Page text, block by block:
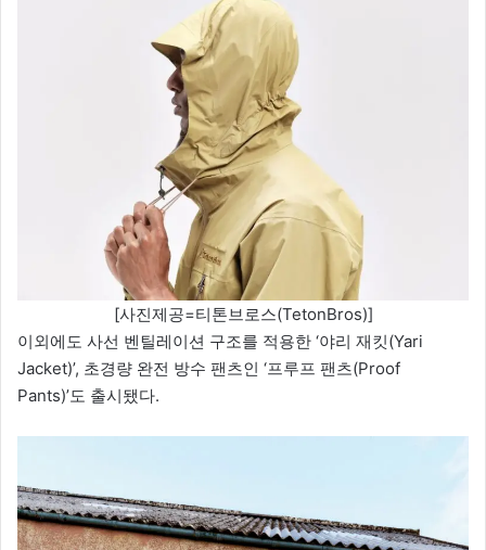
[사진제공=티톤브로스(TetonBros)]
이외에도 사선 벤틸레이션 구조를 적용한 ‘야리 재킷(Yari
Jacket)’, 초경량 완전 방수 팬츠인 ‘프루프 팬츠(Proof
Pants)’도 출시됐다.